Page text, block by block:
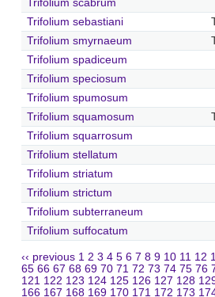
Trifolium scabrum
Trifolium sebastiani
Trifolium smyrnaeum
Trifolium spadiceum
Trifolium speciosum
Trifolium spumosum
Trifolium squamosum
Trifolium squarrosum
Trifolium stellatum
Trifolium striatum
Trifolium strictum
Trifolium subterraneum
Trifolium suffocatum
‹‹ previous 1 2 3 4 5 6 7 8 9 10 11 12
65 66 67 68 69 70 71 72 73 74 75 76
121 122 123 124 125 126 127 128
166 167 168 169 170 171 172 173